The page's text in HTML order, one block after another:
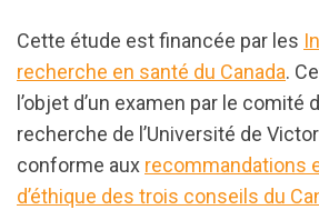
Cette étude est financée par les
recherche en santé du Canada.
l’objet d’un examen par le comité
recherche de l’Université de
conforme aux recommandations
d’éthique des trois conseils du